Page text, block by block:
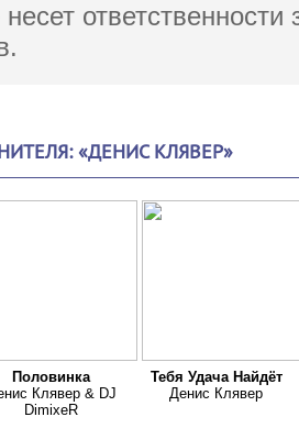
ответственности
«ДЕНИС КЛЯВЕР»
Половинка
Клявер & DJ
DimixeR
Тебя Удача Найдёт
Денис Клявер